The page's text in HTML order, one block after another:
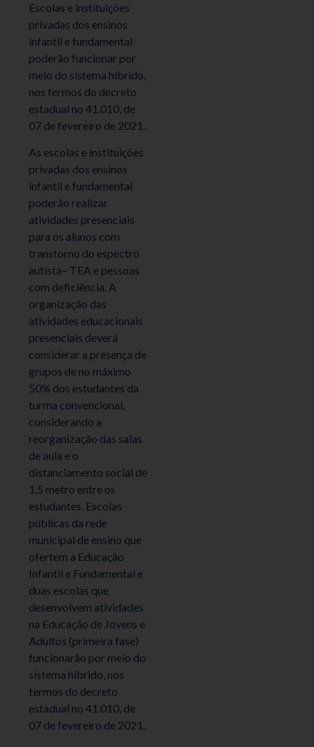
Escolas e instituições
privadas dos ensinos
infantil e fundamental
poderão funcionar por
meio do sistema híbrido,
nos termos do decreto
estadual no 41.010, de
07 de fevereiro de 2021.
As escolas e instituições
privadas dos ensinos
infantil e fundamental
poderão realizar
atividades presenciais
para os alunos com
transtorno do espectro
autista– TEA e pessoas
com deficiência. A
organização das
atividades educacionais
presenciais deverá
considerar a presença de
grupos de no máximo
50% dos estudantes da
turma convencional,
considerando a
reorganização das salas
de aula e o
distanciamento social de
1,5 metro entre os
estudantes. Escolas
públicas da rede
municipal de ensino que
ofertem a Educação
Infantil e Fundamental e
duas escolas que
desenvolvem atividades
na Educação de Jovens e
Adultos (primeira fase)
funcionarão por meio do
sistema híbrido, nos
termos do decreto
estadual no 41.010, de
07 de fevereiro de 2021.